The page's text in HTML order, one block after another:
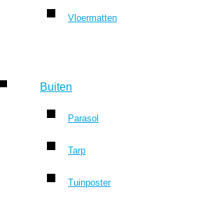
Vloermatten
Buiten
Parasol
Tarp
Tuinposter